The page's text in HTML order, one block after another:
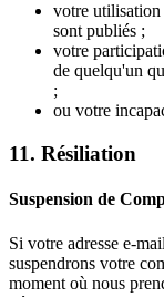
votre
sont publiés ;
votre
de quelqu'un
;
ou votre
11. Résiliation
Suspension de
Si votre adresse e-
suspendrons votre
moment où nous